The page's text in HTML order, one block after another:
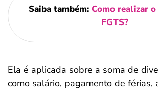
Saiba também: Como realizar
FGTS?
Ela é aplicada sobre a soma de
como salário, pagamento de férias,